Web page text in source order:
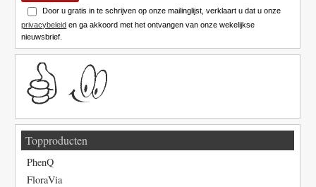
Door u gratis in te schrijven op onze mailinglijst, verklaart u dat u onze
privacybeleid en ga akkoord met het ontvangen van onze wekelijkse
nieuwsbrief.
Topproducten
PhenQ
FloraVia